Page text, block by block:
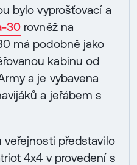
bylo vyprošťovací a
30 rovněž na
má podobně jako
kabinu od
a je vybavena
a jeřábem s
veřejnosti představilo
4x4 v provedení s